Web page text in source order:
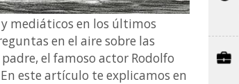
mediáticos en los últimos
en el aire sobre las
el famoso actor Rodolfo
este artículo te explicamos en